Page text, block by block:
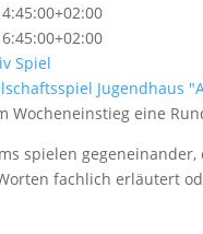
Spiel
Jugendhaus
Wocheneinstieg eine
spielen
fachlich erläutert